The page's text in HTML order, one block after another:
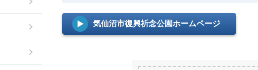
気仙沼市復興祈念公園ホームページ